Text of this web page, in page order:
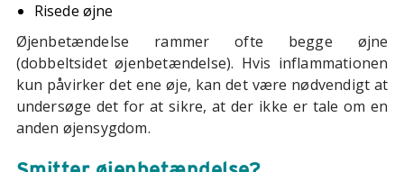
Risede øjne
Øjenbetændelse rammer ofte begge øjne
(dobbeltsidet øjenbetændelse). Hvis inflammationen
kun påvirker det ene øje, kan det være nødvendigt at
undersøge det for at sikre, at der ikke er tale om en
anden øjensygdom.